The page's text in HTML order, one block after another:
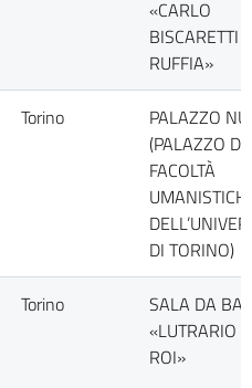
«CARLO
BISCARETTI
RUFFIA»
Torino
PALAZZO
(PALAZZO
FACOLTÀ
DI TORINO)
Torino
SALA DA
«LUTRARIO
ROI»